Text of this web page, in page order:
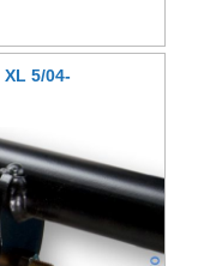
5/04-